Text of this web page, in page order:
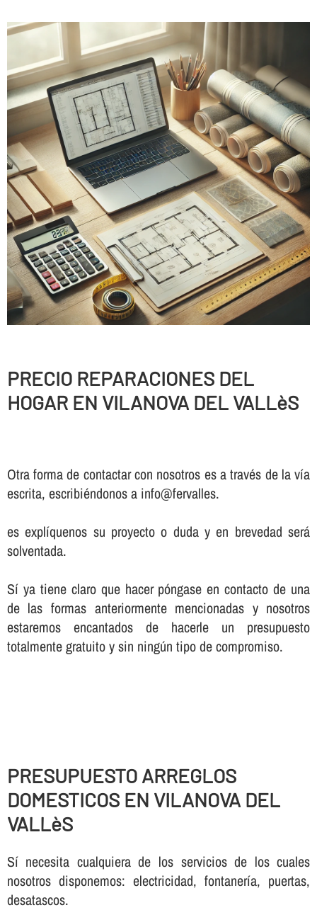
PRECIO REPARACIONES DEL
HOGAR EN VILANOVA DEL VALLèS
Otra forma de contactar con nosotros es a través de la vía
escrita, escribiéndonos a info@fervalles.
es explíquenos su proyecto o duda y en brevedad será
solventada.
Sí ya tiene claro que hacer póngase en contacto de una
de las formas anteriormente mencionadas y nosotros
estaremos encantados de hacerle un presupuesto
totalmente gratuito y sin ningún tipo de compromiso.
PRESUPUESTO ARREGLOS
DOMESTICOS EN VILANOVA DEL
VALLèS
Sí necesita cualquiera de los servicios de los cuales
nosotros disponemos: electricidad, fontanería, puertas,
desatascos.